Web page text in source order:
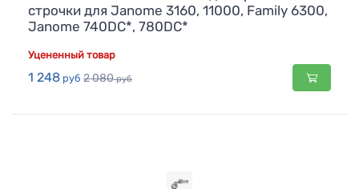
строчки для Janome 3160, 11000, Family 6300,
Janome 740DC*, 780DC*
Уцененный товар
1 248 руб 2 080руб